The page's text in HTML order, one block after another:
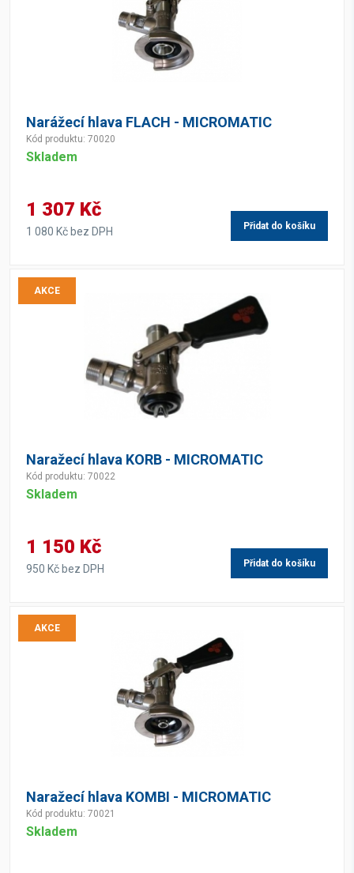
Skladová dostupnost
Narážecí hlava FLACH - MICROMATIC
Kód produktu: 70020
Skladem
1 307 Kč
1 080 Kč bez DPH Přidat do košíku
AKCE
Naražecí hlava KORB - MICROMATIC
Kód produktu: 70022
Skladem
1 150 Kč
950 Kč bez DPH Přidat do košíku
AKCE
Naražecí hlava KOMBI - MICROMATIC
Kód produktu: 70021
Skladem